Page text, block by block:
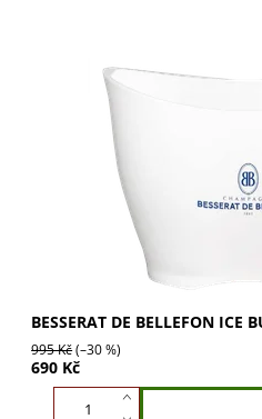
Bílý plastový chlaďák
vína, prosecca či
elegantnímu vzhledu. Naplňte
BESSERAT DE BELLEFON ICE
995 Kč(–30 %)
690 Kč